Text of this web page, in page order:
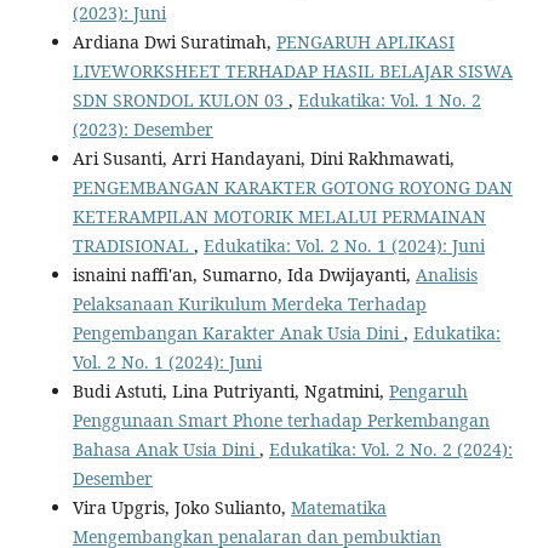
(2023): Juni
Ardiana Dwi Suratimah, PENGARUH APLIKASI
LIVEWORKSHEET TERHADAP HASIL BELAJAR SISWA
SDN SRONDOL KULON 03 , Edukatika: Vol. 1 No. 2
(2023): Desember
Ari Susanti, Arri Handayani, Dini Rakhmawati,
PENGEMBANGAN KARAKTER GOTONG ROYONG DAN
KETERAMPILAN MOTORIK MELALUI PERMAINAN
TRADISIONAL , Edukatika: Vol. 2 No. 1 (2024): Juni
isnaini naffi'an, Sumarno, Ida Dwijayanti, Analisis
Pelaksanaan Kurikulum Merdeka Terhadap
Pengembangan Karakter Anak Usia Dini, Edukatika:
Vol. 2 No. 1 (2024): Juni
Budi Astuti, Lina Putriyanti, Ngatmini, Pengaruh
Penggunaan Smart Phone terhadap Perkembangan
Bahasa Anak Usia Dini, Edukatika: Vol. 2 No. 2 (2024):
Desember
Vira Upgris, Joko Sulianto, Matematika
Mengembangkan penalaran dan pembuktian